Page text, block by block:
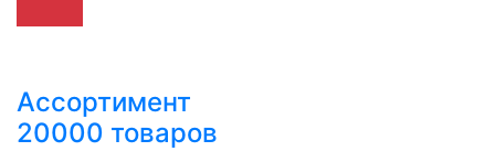
Ассортимент
20000 товаров